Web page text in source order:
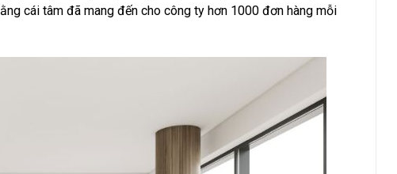
cái tâm đã mang đến cho công ty hơn 1000 đơn hàng mỗi